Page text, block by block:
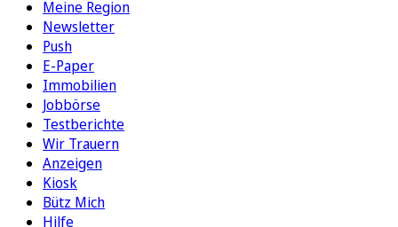
Meine Region
Newsletter
Push
E-Paper
Immobilien
Jobbörse
Testberichte
Wir Trauern
Anzeigen
Kiosk
Bütz Mich
Hilfe